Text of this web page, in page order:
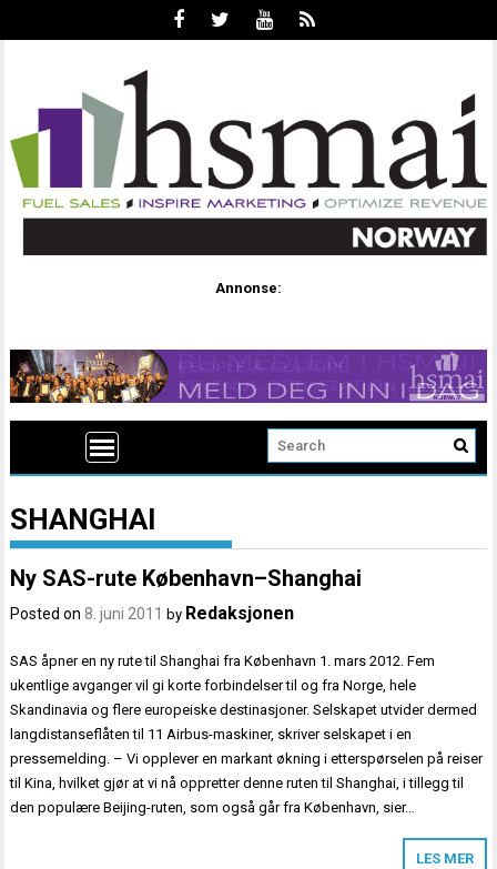
Annonse:
SHANGHAI
Ny SAS-rute København–Shanghai
Posted on 8. juni 2011 by Redaksjonen
SAS åpner en ny rute til Shanghai fra København 1. mars 2012. Fem
ukentlige avganger vil gi korte forbindelser til og fra Norge, hele
Skandinavia og flere europeiske destinasjoner. Selskapet utvider dermed
langdistanseflåten til 11 Airbus-maskiner, skriver selskapet i en
pressemelding. – Vi opplever en markant økning i etterspørselen på reiser
til Kina, hvilket gjør at vi nå oppretter denne ruten til Shanghai, i tillegg til
den populære Beijing-ruten, som også går fra København, sier…
LES MER